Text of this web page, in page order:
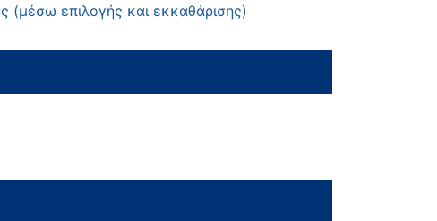
(μέσω επιλογής και εκκαθάρισης)